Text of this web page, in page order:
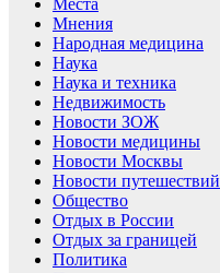
Мнения
Народная медицина
Наука
Наука и техника
Недвижимость
Новости ЗОЖ
Новости медицины
Новости Москвы
Новости путешествий
Общество
Отдых в России
Отдых за границей
Политика